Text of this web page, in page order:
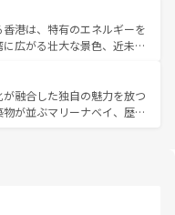
トナムコーヒーなどは、ぜ
を訪れてもあたたかい人々
きっと忘れられない旅にな
はチェンマイなどの山岳地
プーケットやクラビの美し
むことができる。タイ料理
どの季節にも異なる楽しみ
イの人々、仏教を中心とし
が、訪れる旅人を魅了し続
港は、特有のエネルギーを
広がる壮大な景色、近未来
ず。観光スポットが密集し
れるのも魅力。息をのむよ
、香港を存分に楽しみ尽く
融合した独自の魅力を放つ
が並ぶマリーナベイ、歴史
楽しめる外せないスポット